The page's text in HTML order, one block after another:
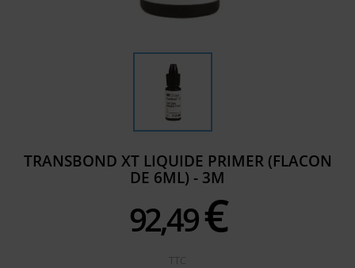
TRANSBOND XT LIQUIDE PRIMER (FLACON
DE 6ML) - 3M
92,49€
TTC